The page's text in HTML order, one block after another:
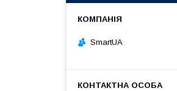
SmartUA